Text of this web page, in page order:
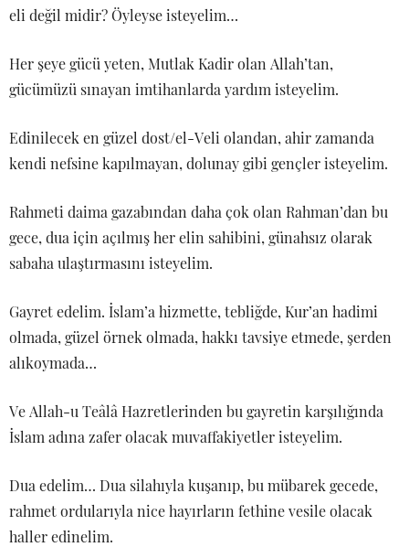
eli değil midir? Öyleyse isteyelim…
Her şeye gücü yeten, Mutlak Kadir olan Allah’tan,
gücümüzü sınayan imtihanlarda yardım isteyelim.
Edinilecek en güzel dost/el-Veli olandan, ahir zamanda
kendi nefsine kapılmayan, dolunay gibi gençler isteyelim.
Rahmeti daima gazabından daha çok olan Rahman’dan bu
gece, dua için açılmış her elin sahibini, günahsız olarak
sabaha ulaştırmasını isteyelim.
Gayret edelim. İslam’a hizmette, tebliğde, Kur’an hadimi
olmada, güzel örnek olmada, hakkı tavsiye etmede, şerden
alıkoymada…
Ve Allah-u Teâlâ Hazretlerinden bu gayretin karşılığında
İslam adına zafer olacak muvaffakiyetler isteyelim.
Dua edelim… Dua silahıyla kuşanıp, bu mübarek gecede,
rahmet ordularıyla nice hayırların fethine vesile olacak
haller edinelim.